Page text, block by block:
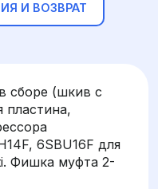
И ВОЗВРАТ
сборе (шкив с
6SBU16F для
Фишка муфта 2-